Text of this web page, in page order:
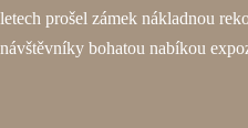
letech prošel zámek nákladnou
návštěvníky bohatou nabíkou